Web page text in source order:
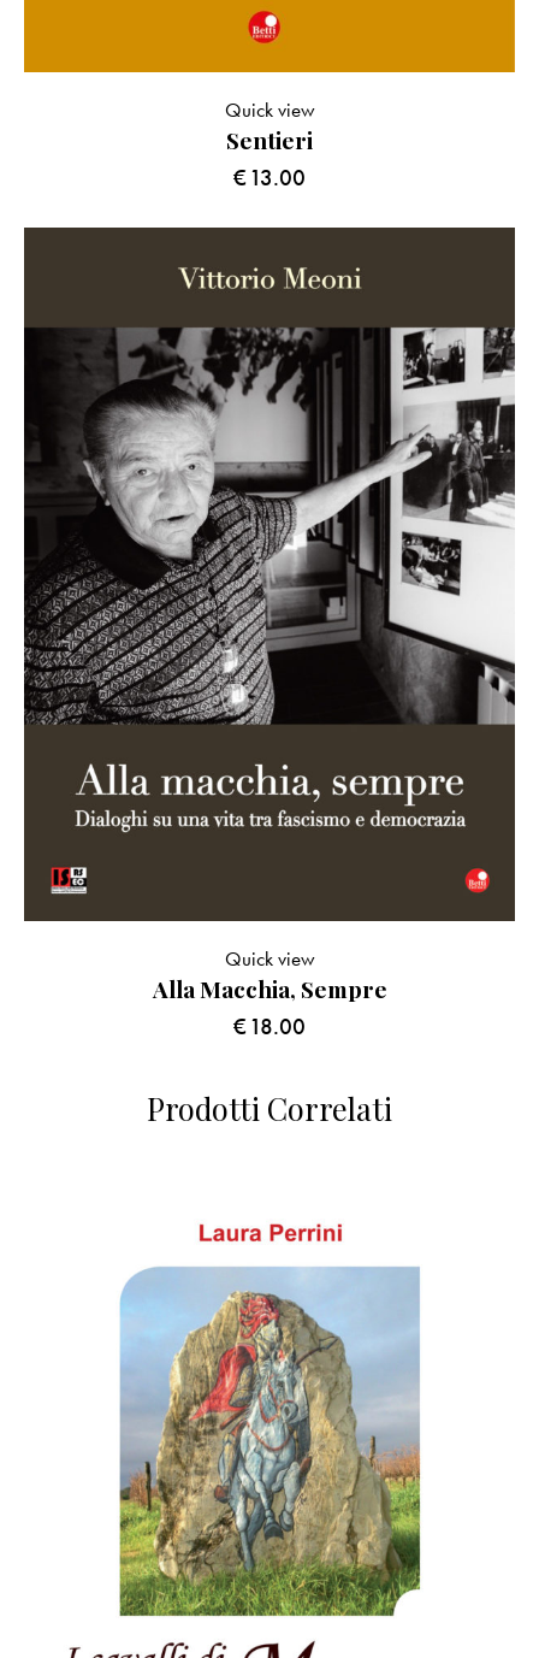
Sentieri
€13.00
Quick view
Alla Macchia, Sempre
€18.00
Quick view
Prodotti Correlati